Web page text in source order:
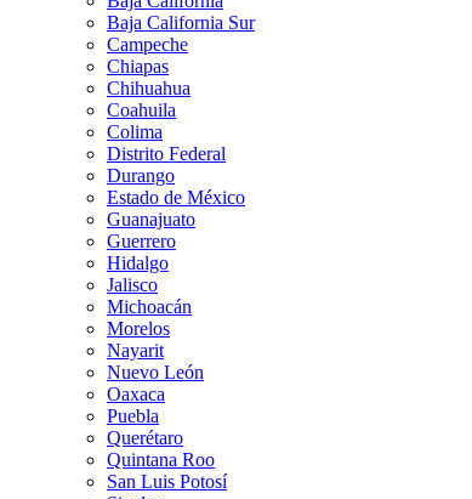
Baja California Sur
Campeche
Chiapas
Chihuahua
Coahuila
Colima
Distrito Federal
Durango
Estado de México
Guanajuato
Guerrero
Hidalgo
Jalisco
Michoacán
Morelos
Nayarit
Nuevo León
Oaxaca
Puebla
Querétaro
Quintana Roo
San Luis Potosí